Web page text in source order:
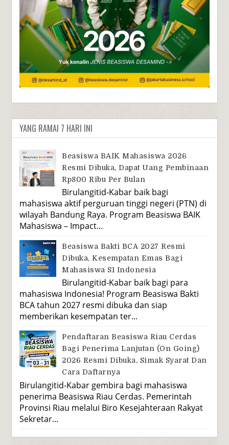
YANG RAMAI 7 HARI INI
Beasiswa BAIK Mahasiswa 2026
Resmi Dibuka, Dapat Uang Pembinaan
Rp800 Ribu Per Bulan
Birulangitid-Kabar baik bagi
mahasiswa aktif perguruan tinggi negeri (PTN) di
wilayah Bandung Raya. Program Beasiswa BAIK
Mahasiswa – Impact...
Beasiswa Bakti BCA 2027 Resmi
Dibuka, Kesempatan Emas Bagi
Mahasiswa S1 Indonesia
Birulangitid-Kabar baik bagi para
mahasiswa Indonesia! Program Beasiswa Bakti
BCA tahun 2027 resmi dibuka dan siap
memberikan kesempatan ter...
Pendaftaran Beasiswa Riau Cerdas
Bagi Penerima Lanjutan (On Going)
2026 Resmi Dibuka, Simak Syarat Dan
Cara Daftarnya
Birulangitid-Kabar gembira bagi mahasiswa
penerima Beasiswa Riau Cerdas. Pemerintah
Provinsi Riau melalui Biro Kesejahteraan Rakyat
Sekretar...